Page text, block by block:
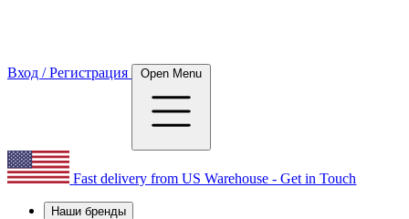
Вход / Регистрация Open Menu
Fast delivery from US Warehouse - Get in Touch
Наши бренды